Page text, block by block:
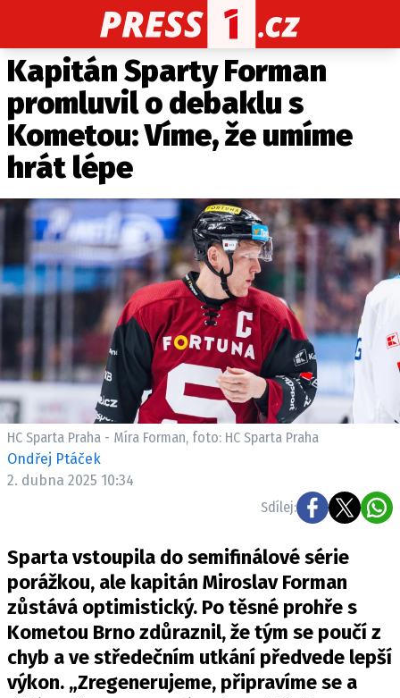
CELEBRITY NOVINKY SPORT
Máte příběh, fotku nebo video?
Pošlete e-mail na PRESS1.cz
O NÁS
O REDAKCI
KONTAKT
VYDAVATEL
Kapitán Sparty Forman
promluvil o debaklu s
Kometou: Víme, že umíme
hrát lépe
HC Sparta Praha - Míra Forman, foto: HC Sparta Praha
Ondřej Ptáček
2. dubna 2025 10:34
Sdílej:
Sparta vstoupila do semifinálové série
porážkou, ale kapitán Miroslav Forman
zůstává optimistický. Po těsné prohře s
Kometou Brno zdůraznil, že tým se poučí z
chyb a ve středečním utkání předvede lepší
výkon. „Zregenerujeme, připravíme se a